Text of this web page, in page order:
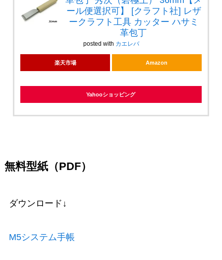
ール便選択可】 [クラフト社] レザ
ークラフト工具 カッター ハサミ
革包丁
posted with カエレバ
楽天市場 Amazon
Yahooショッピング
無料型紙（PDF）
ダウンロード↓
M5システム手帳